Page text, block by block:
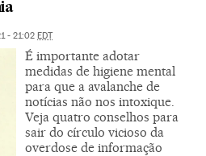
- 21:02 EDT
É importante adotar
medidas de higiene mental
para que a avalanche de
notícias não nos intoxique.
Veja quatro conselhos para
sair do círculo vicioso da
overdose de informação